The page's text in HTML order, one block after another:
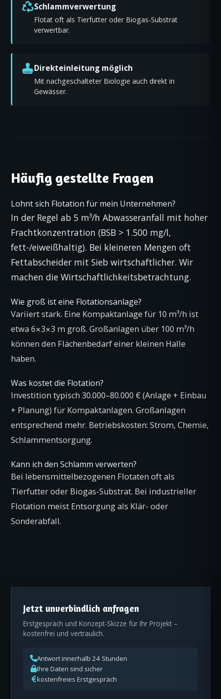
Schlamm­verwertung
Flotat oft als Tierfutter oder Biogas-Substrat
verwertbar.
Direkteinleitung möglich
Mit nachgeschalteter Biologie auch direkt in
Gewässer.
Häufig gestellte Fragen
Lohnt sich Flotation für mein Unternehmen?
In der Regel ab 5 m³/h Abwasseranfall mit hoher
Frachtkonzentration (BSB > 1.500 mg/l,
fett-/eiweißhaltig). Bei kleineren Mengen oft
Fettabscheider mit Sieb wirtschaftlicher. Wir
machen die Wirtschaftlichkeitsbetrachtung.
Wie groß ist eine Flotationsanlage?
Variiert stark. Eine Kompaktanlage für 10 m³/h ist
etwa 6×3×3 m groß. Großanlagen über 100 m³/h
können den Flächenbedarf einer kleinen Halle
haben.
Was kostet die Flotation?
Investition typisch 30.000–80.000 € (Anlage + Einbau
+ Planung) für Kompaktanlagen. Großanlagen
entsprechend mehr. Betriebskosten: Strom, Chemie,
Schlammentsorgung.
Kann ich den Schlamm verwerten?
Bei lebensmittel­bezogenen Flotaten oft als
Tierfutter oder Biogas-Substrat. Bei industrieller
Flotation meist Entsorgung als Klär- oder
Sonderabfall.
Jetzt unverbindlich anfragen
Erstgespräch und Konzept-Skizze für Ihr Projekt –
kostenfrei und vertraulich.
Antwort innerhalb 24 Stunden
Ihre Daten sind sicher
kostenfreies Erstgespräch